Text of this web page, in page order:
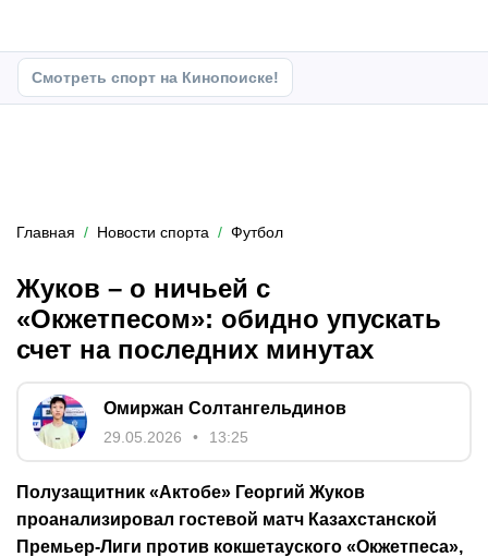
Смотреть спорт на Кинопоиске!
Главная Новости спорта Футбол
Жуков – о ничьей с
«Окжетпесом»: обидно упускать
счет на последних минутах
Омиржан Солтангельдинов
29.05.2026 13:25
Полузащитник «Актобе» Георгий Жуков
проанализировал гостевой матч Казахстанской
Премьер-Лиги против кокшетауского «Окжетпеса»,